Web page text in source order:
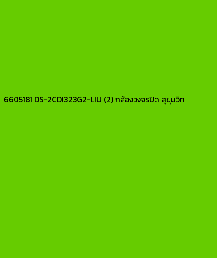
6605181 DS-2CD1323G2-LIU (2) กล้องวงจรปิด สุขุมวิท